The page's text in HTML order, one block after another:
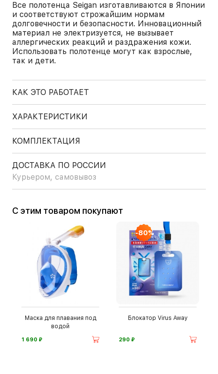
Все полотенца Seigan изготавливаются в Японии
и соответствуют строжайшим нормам
долговечности и безопасности. Инновационный
материал не электризуется, не вызывает
аллергических реакций и раздражения кожи.
Использовать полотенце могут как взрослые,
так и дети.
КАК ЭТО РАБОТАЕТ
ХАРАКТЕРИСТИКИ
КОМПЛЕКТАЦИЯ
ДОСТАВКА ПО РОССИИ
Курьером, самовывоз
С этим товаром покупают
Маска для плавания под
водой
1 690 ⃏
-80%
Блокатор Virus Away
290 ⃏